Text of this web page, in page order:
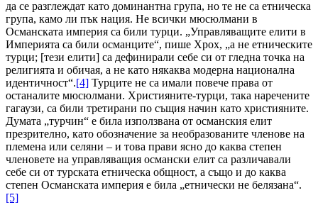
да се разглеждат като доминантна група, но те не са етническа
група, камо ли пък нация. Не всички мюсюлмани в
Османската империя са били турци. „Управляващите елити в
Империята са били османците“, пише Хрох, „а не етническите
турци; [тези елити] са дефинирали себе си от гледна точка на
религията и обичая, а не като някаква модерна национална
идентичност“.[4] Турците не са имали повече права от
останалите мюсюлмани. Християните-турци, така наречените
гагаузи, са били третирани по същия начин като християните.
Думата „турчин“ е била използвана от османския елит
презрително, като обозначение за необразованите членове на
племена или селяни – и това прави ясно до каква степен
членовете на управляващия османски елит са различавали
себе си от турската етническа общност, а също и до каква
степен Османската империя е била „етнически не белязана“.
[5]